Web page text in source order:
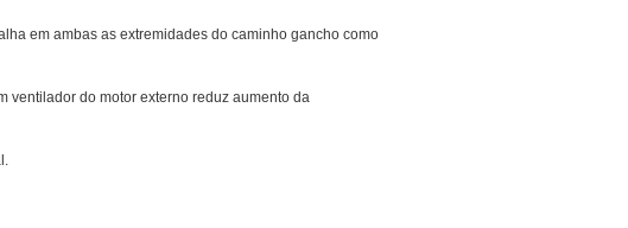
em ambas as extremidades do caminho gancho como
ventilador do motor externo reduz aumento da